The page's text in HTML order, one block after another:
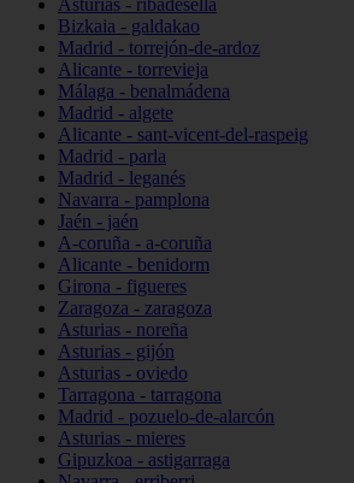
Asturias - ribadesella
Bizkaia - galdakao
Madrid - torrejón-de-ardoz
Alicante - torrevieja
Málaga - benalmádena
Madrid - algete
Alicante - sant-vicent-del-raspeig
Madrid - parla
Madrid - leganés
Navarra - pamplona
Jaén - jaén
A-coruña - a-coruña
Alicante - benidorm
Girona - figueres
Zaragoza - zaragoza
Asturias - noreña
Asturias - gijón
Asturias - oviedo
Tarragona - tarragona
Madrid - pozuelo-de-alarcón
Asturias - mieres
Gipuzkoa - astigarraga